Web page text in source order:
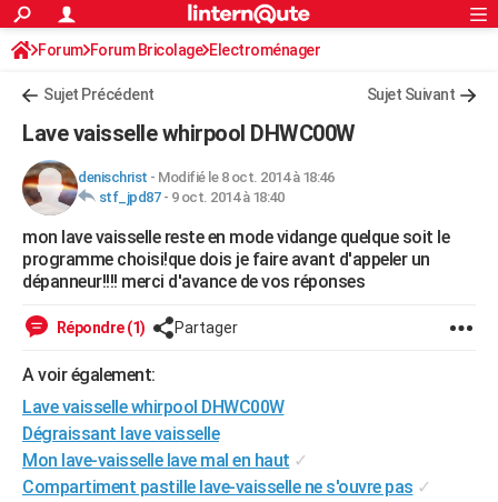
ACTUALITÉS
Politique
Société
Faits Divers
Education
Monde
Villes
+
FINANCE
Retraite
Impôts
Epargne
Immobilier
Risques naturels par ville
Banque
Assurance
Crédit
AUTO
Essais
Réserver un essai
Citadines
Berlines
SUV
Forum auto
+HIGH-TECH
Mobiles
Meilleur smartphone
Internet
Ordinateurs
Jeux vidéo
Guide high-tech
+
Forum
Aménagement intérieur
Extérieur
Cuisine
Salle de bains
Jardinage
Rangement
WEEK-END
Guides de France
Escapades
Patrimoine
Expositions
Musées
Week-end nature
+LIFESTYLE
Art de vivre
Bien-être
Loisirs
Mode
Modes de vie
SANTE
Alimentation
Guide de la santé
Maladies
Médicaments
Sommeil
VOYAGE
S'inscrire
Connexion
Forum Forum Bricolage Electroménager
Sujet Précédent Sujet Suivant
Lave vaisselle whirpool DHWC00W
denischrist - Modifié le 8 oct. 2014 à 18:46
stf_jpd87- 9 oct. 2014 à 18:40
mon lave vaisselle reste en mode vidange quelque soit le
programme choisi!que dois je faire avant d'appeler un
dépanneur!!!! merci d'avance de vos réponses
Répondre (1) Partager
A voir également:
Lave vaisselle whirpool DHWC00W
Dégraissant lave vaisselle
Mon lave-vaisselle lave mal en haut ✓
Compartiment pastille lave-vaisselle ne s'ouvre pas ✓